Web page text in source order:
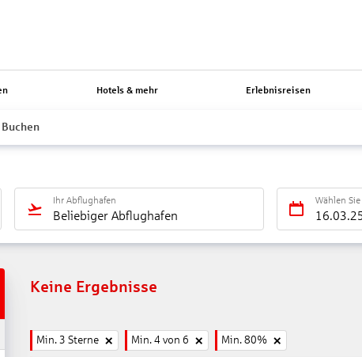
Hotels & mehr Erlebnisreisen
Buchen
Ihr Abflughafen
Beliebiger Abflughafen
Wählen
Keine Ergebnisse
Min. 3 Sterne Min. 4 von 6 Min. 80%